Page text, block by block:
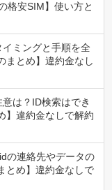
格安SIM】使い方と
ミングと手順を全
まとめ】違約金なし
は？ID検索はでき
】違約金なしで解約
の連絡先やデータの
とめ】違約金なしで